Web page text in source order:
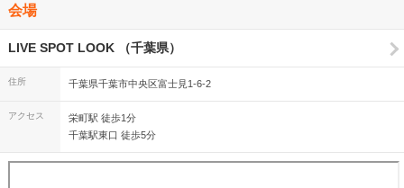
会場
LIVE SPOT LOOK （千葉県）
住所 千葉県千葉市中央区富士見1-6-2
アクセス
栄町駅 徒歩1分
千葉駅東口 徒歩5分